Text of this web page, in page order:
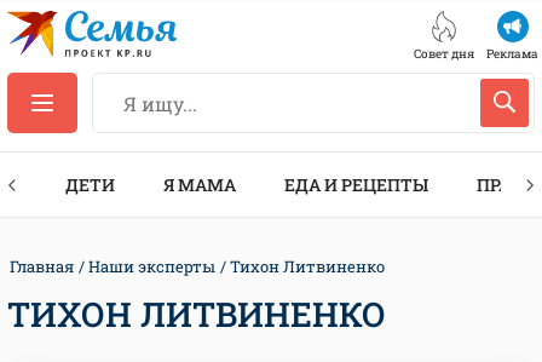
Совет дня Реклама
ДЕТИ Я МАМА ЕДА И РЕЦЕПТЫ
Главная Наши эксперты Тихон Литвиненко
ТИХОН ЛИТВИНЕНКО